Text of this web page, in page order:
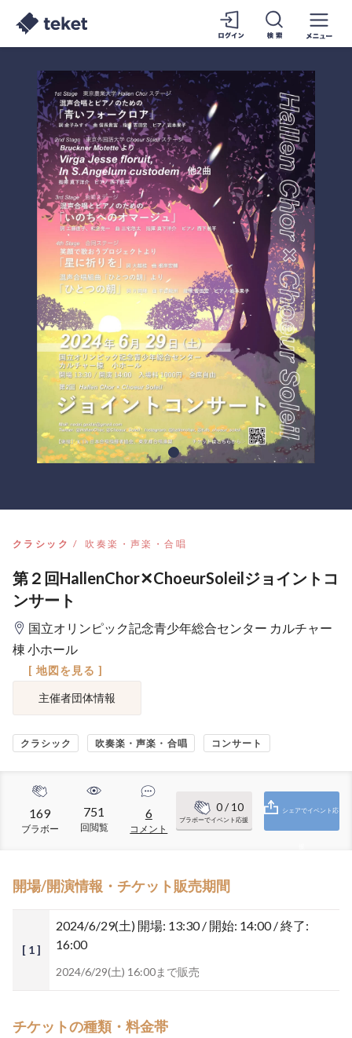
クラシック 吹奏楽・声楽・合唱
第２回HallenChor✕ChoeurSoleilジョイントコ
ンサート
国立オリンピック記念青少年総合センター カルチャー
棟 小ホール
[ 地図を見る ]
主催者団体情報
クラシック 吹奏楽・声楽・合唱 コンサート
169
ブラボー
751
回閲覧
6
コメント
0/ 10
ブラボーでイベント応援
シェアでイベント応
開場/開演情報・チケット販売期間
[ 1 ]
2024/6/29(土) 開場: 13:30 / 開始: 14:00 / 終了:
16:00
2024/6/29(土) 16:00まで販売
チケットの種類・料金帯